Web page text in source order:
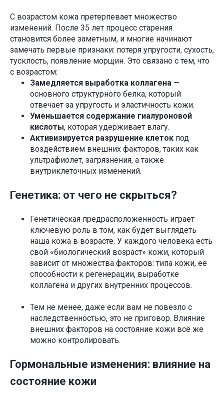
С возрастом кожа претерпевает множество
изменений. После 35 лет процесс старения
становится более заметным, и многие начинают
замечать первые признаки: потеря упругости, сухость,
тусклость, появление морщин. Это связано с тем, что
с возрастом:
Замедляется выработка коллагена —
основного структурного белка, который
отвечает за упругость и эластичность кожи.
Уменьшается содержание гиалуроновой
кислоты, которая удерживает влагу.
Активизируется разрушение клеток под
воздействием внешних факторов, таких как
ультрафиолет, загрязнения, а также
внутриклеточных изменений.
Генетика: от чего не скрыться?
Генетическая предрасположенность играет
ключевую роль в том, как будет выглядеть
наша кожа в возрасте. У каждого человека есть
свой «биологический возраст» кожи, который
зависит от множества факторов: типа кожи, её
способности к регенерации, выработке
коллагена и других внутренних процессов.
Тем не менее, даже если вам не повезло с
наследственностью, это не приговор. Влияние
внешних факторов на состояние кожи всё же
можно контролировать.
Гормональные изменения: влияние на
состояние кожи